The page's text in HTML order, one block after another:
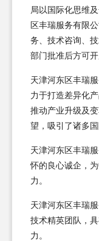
局以国际化思维
区丰瑞服务有限
务、技术咨询、
部门批准后方可开
天津河东区丰瑞
力于打造差异化
推动产业升级及
望，吸引了诸多
天津河东区丰瑞
怀的良心诚企，
力。
天津河东区丰瑞
技术精英团队，
力。